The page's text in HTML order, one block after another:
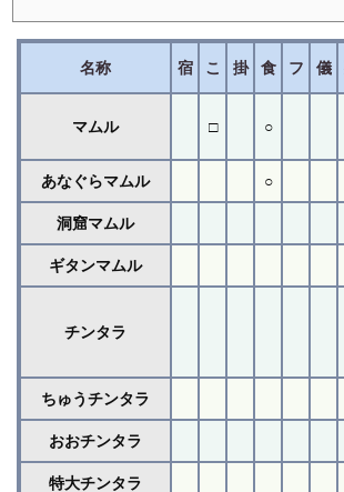
名称 宿 こ 掛 食 フ 儀
マムル □ ○
あなぐらマムル ○
洞窟マムル
ギタンマムル
チンタラ
ちゅうチンタラ
おおチンタラ
特大チンタラ